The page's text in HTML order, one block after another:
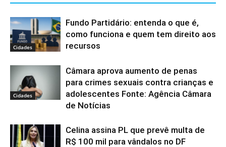
Cidades
Fundo Partidário: entenda o que é,
como funciona e quem tem direito aos
recursos
Cidades
Câmara aprova aumento de penas
para crimes sexuais contra crianças e
adolescentes Fonte: Agência Câmara
de Notícias
Celina assina PL que prevê multa de
R$ 100 mil para vândalos no DF